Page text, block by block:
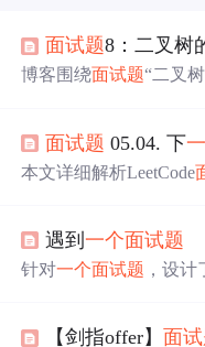
面试题8：二叉树
博客围绕面试题“二叉
树等情况讨论，还给出
遍历，提醒注意NULL
面试题 05.04. 下
本文详细解析LeetCode
深入理解算法思路。
遇到一个面试题
针对一个面试题 ，设计
【剑指offer】 面